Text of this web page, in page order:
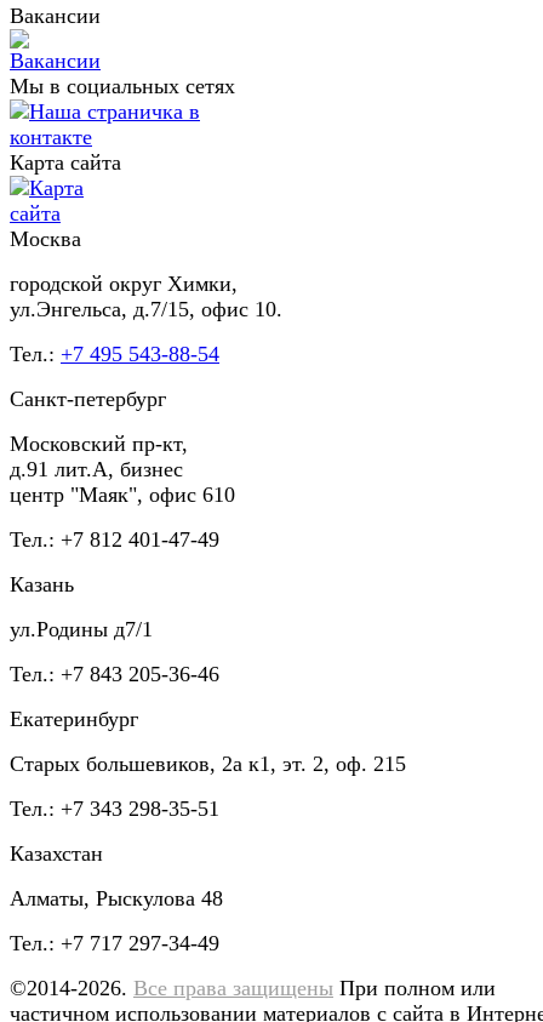
Вакансии
Мы в социальных сетях
Карта сайта
Москва
городской округ Химки,
ул.Энгельса, д.7/15, офис 10.
Тел.: +7 495 543-88-54
Санкт-петербург
Московский пр-кт,
д.91 лит.А, бизнес
центр "Маяк", офис 610
Тел.: +7 812 401-47-49
Казань
ул.Родины д7/1
Тел.: +7 843 205-36-46
Екатеринбург
Старых большевиков, 2а к1, эт. 2, оф. 215
Тел.: +7 343 298-35-51
Казахстан
Алматы, Рыскулова 48
Тел.: +7 717 297-34-49
©2014-2026. Все права защищены При полном или
частичном использовании материалов с сайта в